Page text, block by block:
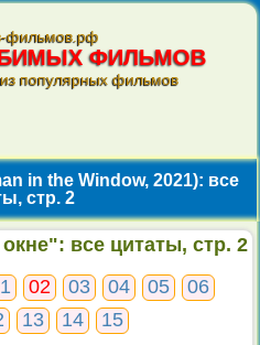
фильмов.рф
ФИЛЬМОВ
популярных фильмов
in the Window, 2021): все
стр. 2
все цитаты, стр. 2
02 03 04 05
06
13 14 15